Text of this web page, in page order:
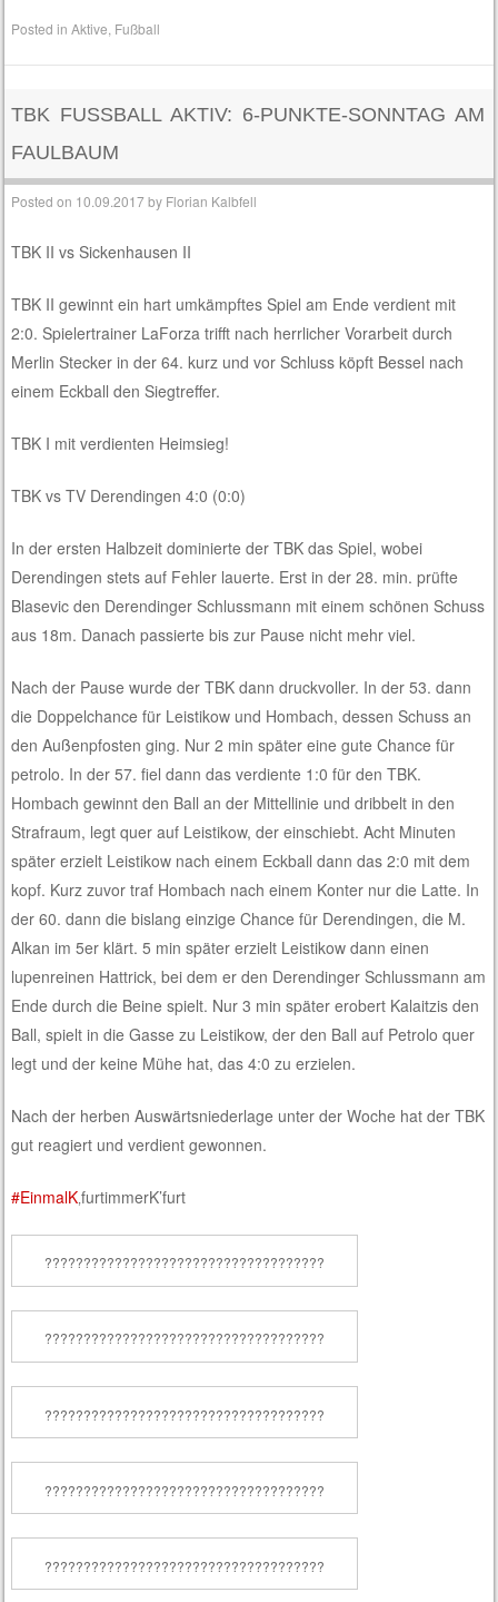
Posted inAktive Fußball
TBK FUSSBALL AKTIV: 6-PUNKTE-SONNTAG AM F
AULBAUM
Posted on 10.09.2017by Florian Kalbfell
TBK II vs Sickenhausen II
TBK II gewinnt ein hart umkämpftes Spiel am Ende verdient mit
2:0. Spielertrainer LaForza trifft nach herrlicher Vorarbeit durch
Merlin Stecker in der 64. kurz und vor Schluss köpft Bessel nach
einem Eckball den Siegtreffer.
TBK I mit verdienten Heimsieg!
TBK vs TV Derendingen 4:0 (0:0)
In der ersten Halbzeit dominierte der TBK das Spiel, wobei
Derendingen stets auf Fehler lauerte. Erst in der 28. min. prüfte
Blasevic den Derendinger Schlussmann mit einem schönen Schuss
aus 18m. Danach passierte bis zur Pause nicht mehr viel.
Nach der Pause wurde der TBK dann druckvoller. In der 53. dann
die Doppelchance für Leistikow und Hombach, dessen Schuss an
den Außenpfosten ging. Nur 2 min später eine gute Chance für
petrolo. In der 57. fiel dann das verdiente 1:0 für den TBK.
Hombach gewinnt den Ball an der Mittellinie und dribbelt in den
Strafraum, legt quer auf Leistikow, der einschiebt. Acht Minuten
später erzielt Leistikow nach einem Eckball dann das 2:0 mit dem
kopf. Kurz zuvor traf Hombach nach einem Konter nur die Latte. In
der 60. dann die bislang einzige Chance für Derendingen, die M.
Alkan im 5er klärt. 5 min später erzielt Leistikow dann einen
lupenreinen Hattrick, bei dem er den Derendinger Schlussmann am
Ende durch die Beine spielt. Nur 3 min später erobert Kalaitzis den
Ball, spielt in die Gasse zu Leistikow, der den Ball auf Petrolo quer
legt und der keine Mühe hat, das 4:0 zu erzielen.
Nach der herben Auswärtsniederlage unter der Woche hat der TBK
gut reagiert und verdient gewonnen.
#EinmalK‚furtimmerK’furt
????????????????????????????????????
????????????????????????????????????
????????????????????????????????????
????????????????????????????????????
????????????????????????????????????